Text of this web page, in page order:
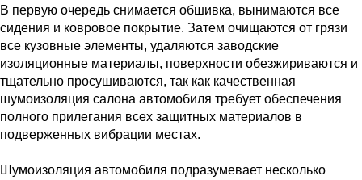
В первую очередь снимается обшивка, вынимаются все
сидения и ковровое покрытие. Затем очищаются от грязи
все кузовные элементы, удаляются заводские
изоляционные материалы, поверхности обезжириваются и
тщательно просушиваются, так как качественная
шумоизоляция салона автомобиля требует обеспечения
полного прилегания всех защитных материалов в
подверженных вибрации местах.
Шумоизоляция автомобиля подразумевает несколько